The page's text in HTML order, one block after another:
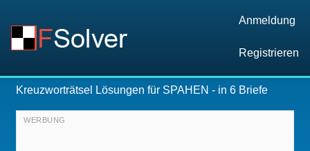
Anmeldung
Registrieren
Kreuzworträtsel Lösungen für SPAHEN - in 6 Briefe